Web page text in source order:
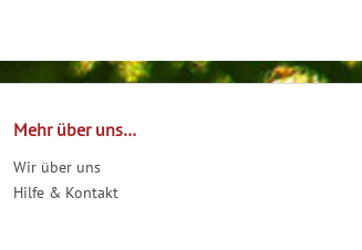
Mehr über uns…
Wir über uns
Hilfe & Kontakt